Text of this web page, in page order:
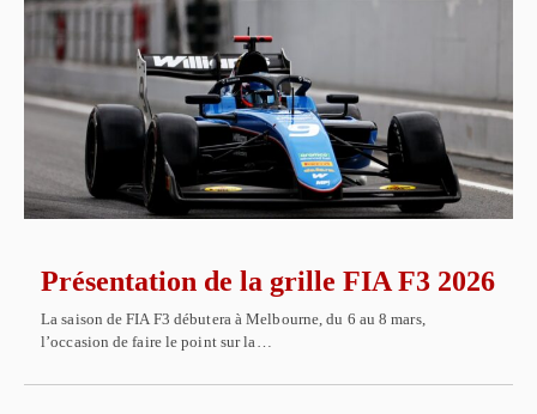
Présentation de la grille FIA F3 2026
La saison de FIA F3 débutera à Melbourne, du 6 au 8 mars,
l’occasion de faire le point sur la…